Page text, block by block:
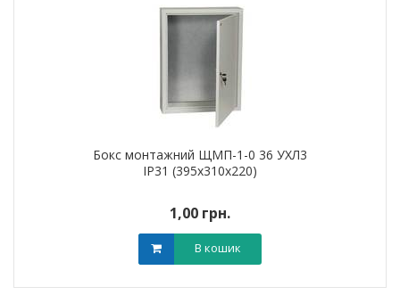
Бокс монтажний ЩМП-1-0 36 УХЛ3
IP31 (395х310х220)
1,00 грн.
В кошик